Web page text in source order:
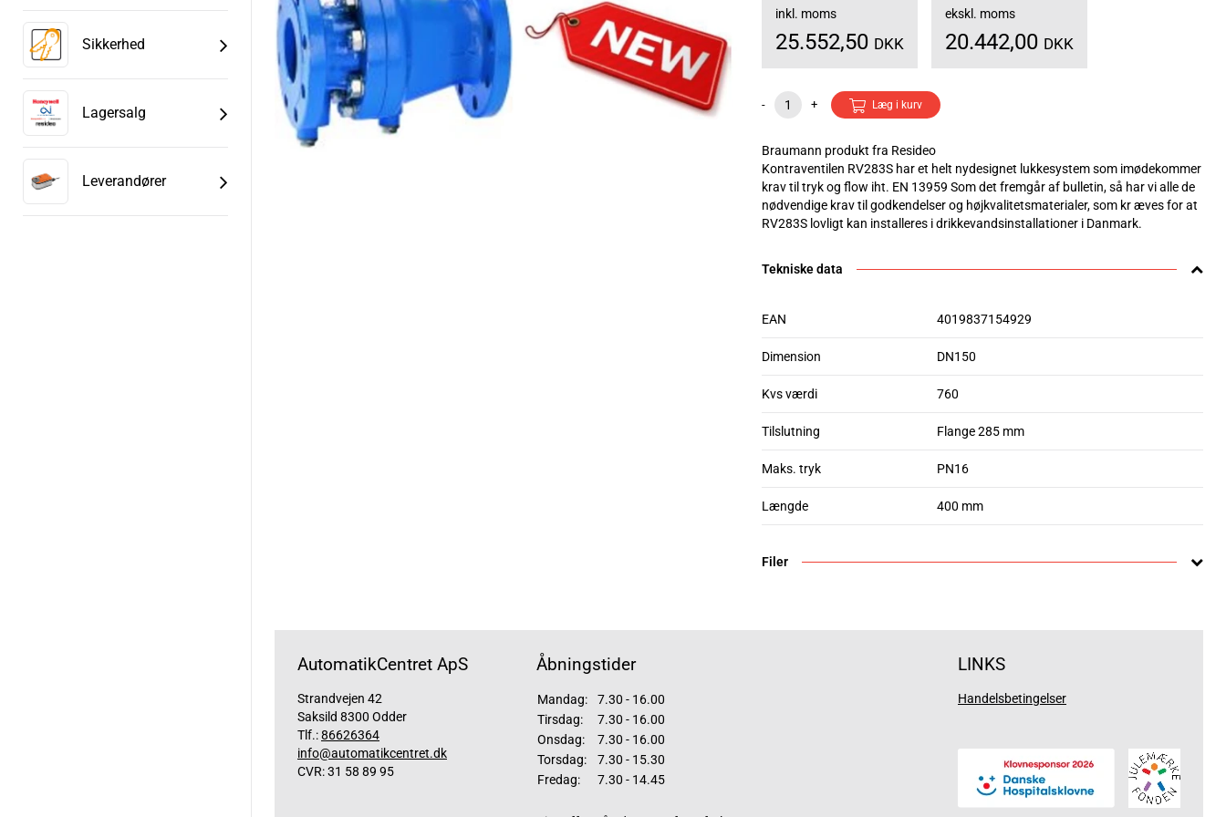
Sikkerhed
Lagersalg
Leverandører
inkl. moms
25.552,50 DKK
ekskl. moms
20.442,00 DKK
- + Læg i kurv
Braumann produkt fra Resideo
Kontraventilen RV283S har et helt nydesignet lukkesystem som imødekommer
krav til tryk og flow iht. EN 13959 Som det fremgår af bulletin, så har vi alle de
nødvendige krav til godkendelser og højkvalitetsmaterialer, som kr æves for at
RV283S lovligt kan installeres i drikkevandsinstallationer i Danmark.
Tekniske data
EAN 4019837154929
Dimension DN150
Kvs værdi 760
Tilslutning Flange 285 mm
Maks. tryk PN16
Længde 400 mm
Filer
AutomatikCentret ApS
Strandvejen 42
Saksild 8300 Odder
Tlf.:86626364
info@automatikcentret.dk
CVR: 31 58 89 95
Åbningstider
Mandag:
7.30 - 16.00
Tirsdag:
7.30 - 16.00
Onsdag:
7.30 - 16.00
Torsdag:
7.30 - 15.30
Fredag:
7.30 - 14.45
LINKS
Handelsbetingelser